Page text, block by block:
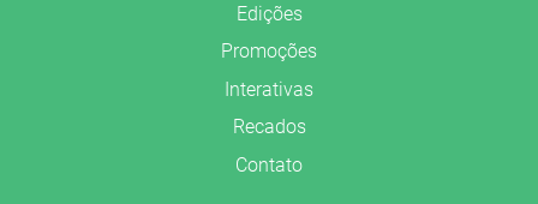
Edições
Promoções
Interativas
Recados
Contato